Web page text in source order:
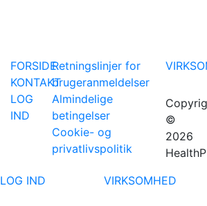
FORSIDE
KONTAKT
LOG
IND
Retningslinjer for
brugeranmeldelser
Almindelige
betingelser
Cookie- og
privatlivspolitik
©
2026
LOG IND VIRKSOMHED